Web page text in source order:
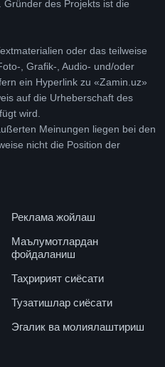
des Projekts ist die
oder das teilweise
, Grafik-, Audio- und/oder
ein Hyperlink zu «Zamin.uz»
auf die Urheberschaft des
wird.
Meinungen liegen bei den
nicht die Position der
Реклама жойлаш
Маълумотлардан
фойдаланиш
Таҳририят сиёсати
Тузатишлар сиёсати
Эгалик ва молиялаштириш